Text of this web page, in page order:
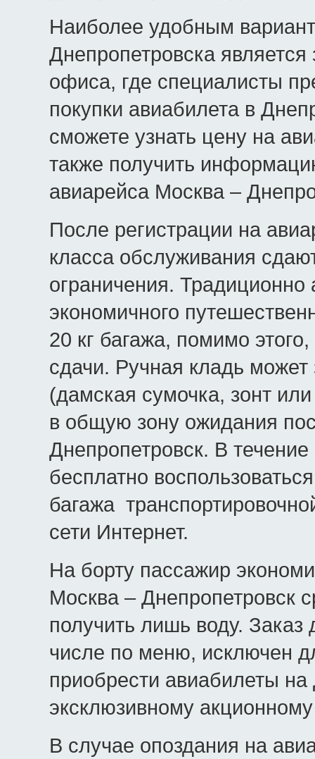
Наиболее удобным
Днепропетровска
офиса, где специалисты
покупки авиабилета в
сможете узнать цену на
также получить
авиарейса Москва –
После регистрации на
класса обслуживания
ограничения.
экономичного
20 кг багажа, помимо
сдачи. Ручная кладь
(дамская сумочка, зонт
в общую зону ожидания
Днепропетровск. В
бесплатно
багажа
сети Интернет.
На борту пассажир
Москва – Днепропетровск
получить лишь воду. Заказ
числе по меню, исключен
приобрести авиабилеты
эксклюзивному
В случае опоздания на